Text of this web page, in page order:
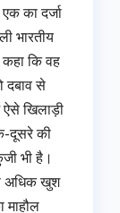
का दर्जा
भारतीय
कहा कि वह
दबाव से
खिलाड़ी
दूसरे की
भी है।
अधिक खुश